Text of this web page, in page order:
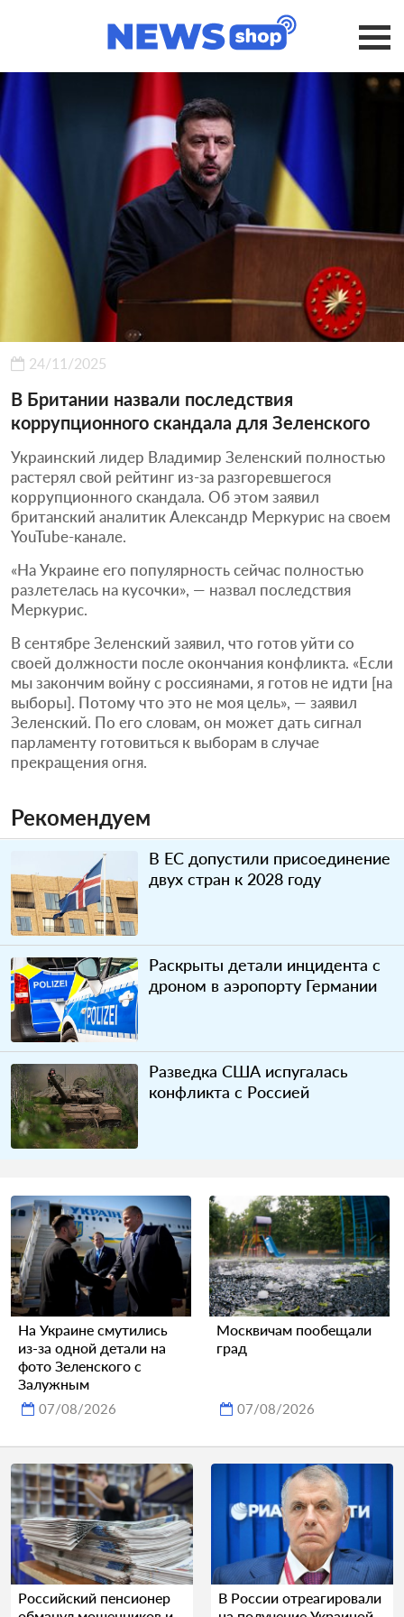
24/11/2025
В Британии назвали последствия
коррупционного скандала для Зеленского
Украинский лидер Владимир Зеленский полностью
растерял свой рейтинг из-за разгоревшегося
коррупционного скандала. Об этом заявил
британский аналитик Александр Меркурис на своем
YouTube-канале.
«На Украине его популярность сейчас полностью
разлетелась на кусочки», — назвал последствия
Меркурис.
В сентябре Зеленский заявил, что готов уйти со
своей должности после окончания конфликта. «Если
мы закончим войну с россиянами, я готов не идти [на
выборы]. Потому что это не моя цель», — заявил
Зеленский. По его словам, он может дать сигнал
парламенту готовиться к выборам в случае
прекращения огня.
Рекомендуем
В ЕС допустили присоединение
двух стран к 2028 году
Раскрыты детали инцидента с
дроном в аэропорту Германии
Разведка США испугалась
конфликта с Россией
На Украине смутились
из-за одной детали на
фото Зеленского с
Залужным
07/08/2026
Москвичам пообещали
град
07/08/2026
Российский пенсионер
В России отреагировали